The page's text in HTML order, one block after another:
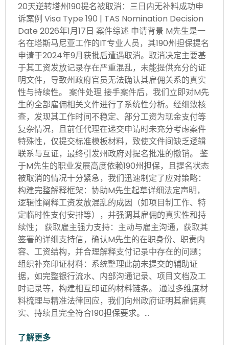
20天逆转塔州190提名被取消：三日内无补料成功申
诉案例 Visa Type 190 | TAS Nomination Decision
Date 2026年1月17日 案件综述 申请背景 M先生是一
名在塔斯马尼亚工作的IT专业人员，其190州担保提名
申请于2024年9月获批后遭遇取消。取消决定主要基
于其工资发放记录存在严重混乱，未能提供充分的证
明文件，导致州政府官员无法确认其雇佣关系的真实
性与持续性。 案件处理 接手案件后，我们立即对M先
生的全部雇佣相关文件进行了系统性分析。经细致核
查，发现其工作时间不稳定、部分工资为现金支付等
复杂情况，且前任代理在递交申请时未充分考虑案件
特殊性，仅提交标准模板材料，致使文件间缺乏逻辑
联系与互证，最终引发州政府对提名批准的撤销。 鉴
于M先生的职业发展高度依赖190州担保，且提名状态
被取消的情况十分紧急，我们迅速制定了应对策略：
构建完整解释框架：协助M先生起草详细法定声明，
逻辑性阐释工资发放混乱的成因（如项目制工作、特
定临时性支付安排等），并强调其雇佣的真实性和持
续性； 获取雇主强力支持：主动与雇主沟通，获取其
签署的详细支持信，确认M先生的在职身份、职责内
容、工资结构，并合理解释支付记录中存在的问题；
组织补充印证材料：系统整理此前未提交的辅助证
据，如完整银行流水、内部沟通记录、项目文档及工
时记录等，构建相互印证的材料链条。 通过多维度材
料梳理与精准法律回应，我们向州政府证明其雇佣真
实、持续且完全符合190担保要求。…
了解更多